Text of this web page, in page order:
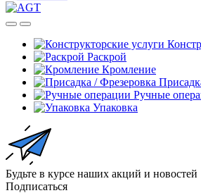
Раскрой
Кромление
Ручные
Упаковка
Будьте в курсе наших акций и новостей
Подписаться